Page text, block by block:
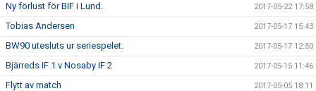
Ny förlust för BIF i Lund. 2017-05-22 17:58
Tobias Andersen 2017-05-17 15:43
BW90 utesluts ur seriespelet. 2017-05-17 12:50
Bjärreds IF 1 v Nosaby IF 2 2017-05-15 11:46
Flytt av match 2017-05-05 18:11